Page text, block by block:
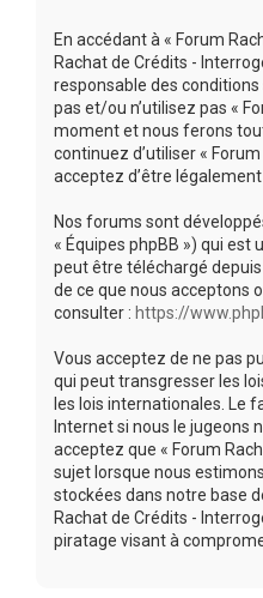
En accédant à « Forum
Rachat de Crédits -
responsable des conditions
pas et/ou n’utilisez pas «
moment et nous ferons
continuez d’utiliser «
acceptez d’être
Nos forums sont
« Équipes phpBB ») qui est
peut être téléchargé depuis
de ce que nous acceptons
consulter : https://
Vous acceptez de ne pas
qui peut transgresser les
les lois internationales. Le
Internet si nous le jugeons
acceptez que « Forum
sujet lorsque nous
stockées dans notre base
Rachat de Crédits -
piratage visant à